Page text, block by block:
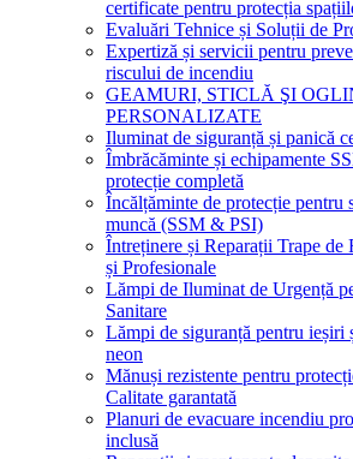
certificate pentru protecția
Evaluări Tehnice și Soluții de
Expertiză și servicii pentru
riscului de incendiu
GEAMURI, STICLĂ ŞI
PERSONALIZATE
Iluminat de siguranță și panică
Îmbrăcăminte și echipamente
protecție completă
Încălțăminte de protecție pentru
muncă (SSM & PSI)
Întreținere și Reparații Trape
și Profesionale
Lămpi de Iluminat de Urgență
Sanitare
Lămpi de siguranță pentru
neon
Mănuși rezistente pentru
Calitate garantată
Planuri de evacuare incendiu
inclusă